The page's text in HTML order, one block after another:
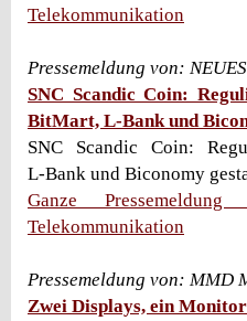
Telekommunikation
Pressemeldung von:
SNC Scandic Coin:
BitMart, L-Bank und
SNC Scandic Coin:
L‑Bank und Biconomy
Ganze Pressemeldung
Telekommunikation
Pressemeldung von: MMD
Zwei Displays, ein Monitor